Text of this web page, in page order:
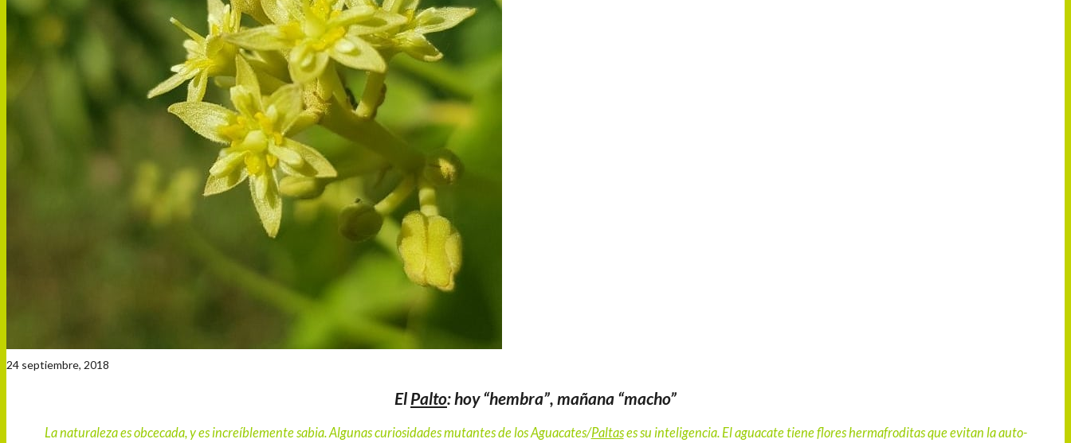
24 septiembre, 2018
El Palto: hoy “hembra”, mañana “macho”
La naturaleza es obcecada, y es increíblemente sabia. Algunas curiosidades mutantes de los Aguacates/Paltases su inteligencia. El aguacate tiene flores hermafroditas que evitan la auto-